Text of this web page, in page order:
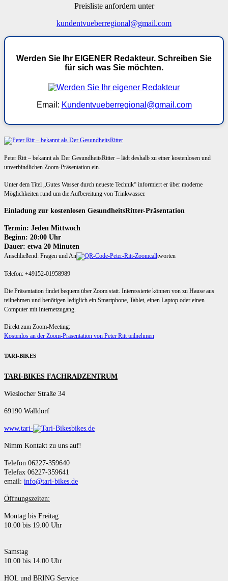
Preisliste anfordern unter
kundentvueberregional@gmail.com
Werden Sie Ihr EIGENER Redakteur. Schreiben Sie
für sich was Sie möchten.
Email: Kundentvueberregional@gmail.com
Peter Ritt – bekannt als Der GesundheitsRitter – lädt deshalb zu einer kostenlosen und
unverbindlichen Zoom-Präsentation ein.
Unter dem Titel „Gutes Wasser durch neueste Technik“ informiert er über moderne
Möglichkeiten rund um die Aufbereitung von Trinkwasser.
Einladung zur kostenlosen GesundheitsRitter-Präsentation
Termin: Jeden Mittwoch
Beginn: 20:00 Uhr
Dauer: etwa 20 Minuten
Anschließend: Fragen und An tworten
Telefon: +49152-01958989
Die Präsentation findet bequem über Zoom statt. Interessierte können von zu Hause aus
teilnehmen und benötigen lediglich ein Smartphone, Tablet, einen Laptop oder einen
Computer mit Internetzugang.
Direkt zum Zoom-Meeting:
Kostenlos an der Zoom-Präsentation von Peter Ritt teilnehmen
TARI-BIKES
TARI-BIKES FACHRADZENTRUM
Wieslocher Straße 34
69190 Walldorf
www.tari- bikes.de
Nimm Kontakt zu uns auf!
Telefon 06227-359640
Telefax 06227-359641
email: info@tari-bikes.de
Öffnungszeiten:
Montag bis Freitag
10.00 bis 19.00 Uhr
Samstag
10.00 bis 14.00 Uhr
HOL und BRING Service